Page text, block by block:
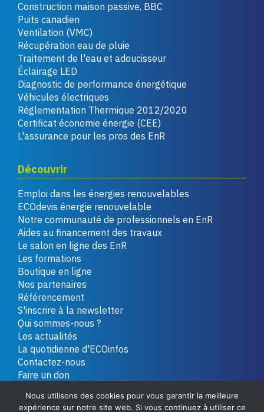
Construction maison passive, BBC
Puits canadien
Ventilation (VMC)
Récupération eau de pluie
Traitement de l'eau et adoucisseur
Éclairage LED
Diagnostic de performance énergétique
Véhicules électriques
Réglementation Thermique 2012/2020
Certificat économie énergie (CEE)
L'assurance pour les pros des EnR
Découvrir
Emploi dans les énergies renouvelables
ECOdevis énergie renouvelable
Notre communauté de professionnels en EnR
Aides au financement des travaux
Le salon en ligne des EnR
Les formations
Boutique en ligne
Nos partenaires
Référencement
S'inscrire à la newsletter
Qui sommes-nous ?
Les actualités
La quotidienne d'ECOinfos
Contactez-nous
Faire un don
Nous utilisons des cookies pour vous garantir la meilleure
expérience sur notre site web. Si vous continuez à utiliser ce